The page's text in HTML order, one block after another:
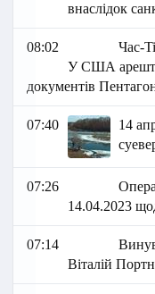
внаслідок
08:02
Час-
У США
документів
07:40
14
07:26
14.04.2023
07:14
Віталій